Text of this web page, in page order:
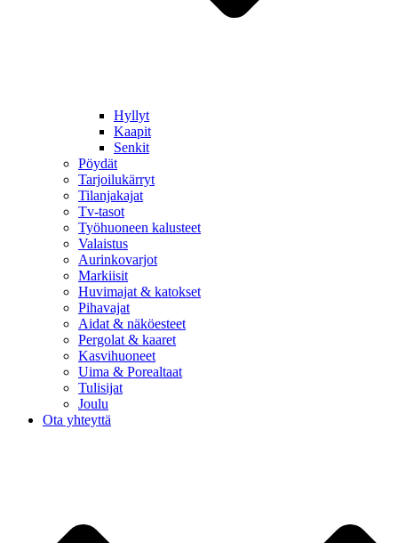
Hyllyt
Kaapit
Senkit
Pöydät
Tarjoilukärryt
Tilanjakajat
Tv-tasot
Työhuoneen kalusteet
Valaistus
Aurinkovarjot
Markiisit
Huvimajat & katokset
Pihavajat
Aidat & näköesteet
Pergolat & kaaret
Kasvihuoneet
Uima & Porealtaat
Tulisijat
Joulu
Ota yhteyttä